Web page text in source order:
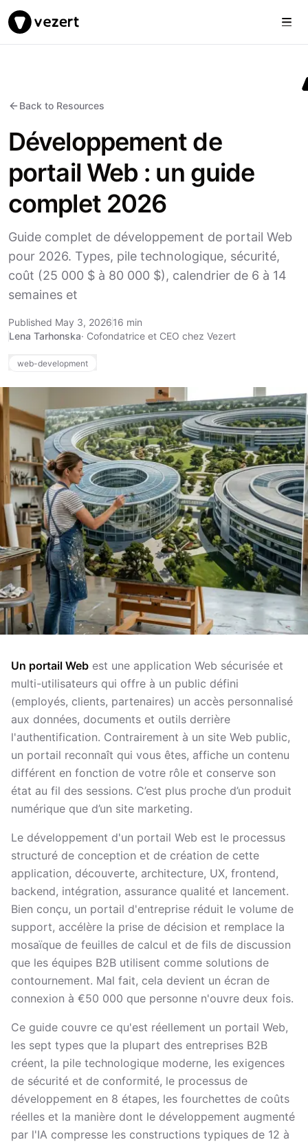
Vezert
Back to Resources
Développement de
portail Web : un guide
complet 2026
Guide complet de développement de portail Web
pour 2026. Types, pile technologique, sécurité,
coût (25 000 $ à 80 000 $), calendrier de 6 à 14
semaines et
Published May 3, 202616 min
Lena Tarhonska· Cofondatrice et CEO chez Vezert
web-development
Un portail Web est une application Web sécurisée et
multi-utilisateurs qui offre à un public défini
(employés, clients, partenaires) un accès personnalisé
aux données, documents et outils derrière
l'authentification. Contrairement à un site Web public,
un portail reconnaît qui vous êtes, affiche un contenu
différent en fonction de votre rôle et conserve son
état au fil des sessions. C’est plus proche d’un produit
numérique que d’un site marketing.
Le développement d'un portail Web est le processus
structuré de conception et de création de cette
application, découverte, architecture, UX, frontend,
backend, intégration, assurance qualité et lancement.
Bien conçu, un portail d'entreprise réduit le volume de
support, accélère la prise de décision et remplace la
mosaïque de feuilles de calcul et de fils de discussion
que les équipes B2B utilisent comme solutions de
contournement. Mal fait, cela devient un écran de
connexion à €50 000 que personne n'ouvre deux fois.
Ce guide couvre ce qu'est réellement un portail Web,
les sept types que la plupart des entreprises B2B
créent, la pile technologique moderne, les exigences
de sécurité et de conformité, le processus de
développement en 8 étapes, les fourchettes de coûts
réelles et la manière dont le développement augmenté
par l'IA compresse les constructions typiques de 12 à